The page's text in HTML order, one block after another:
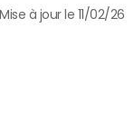
Mise à jour le 11/02/26